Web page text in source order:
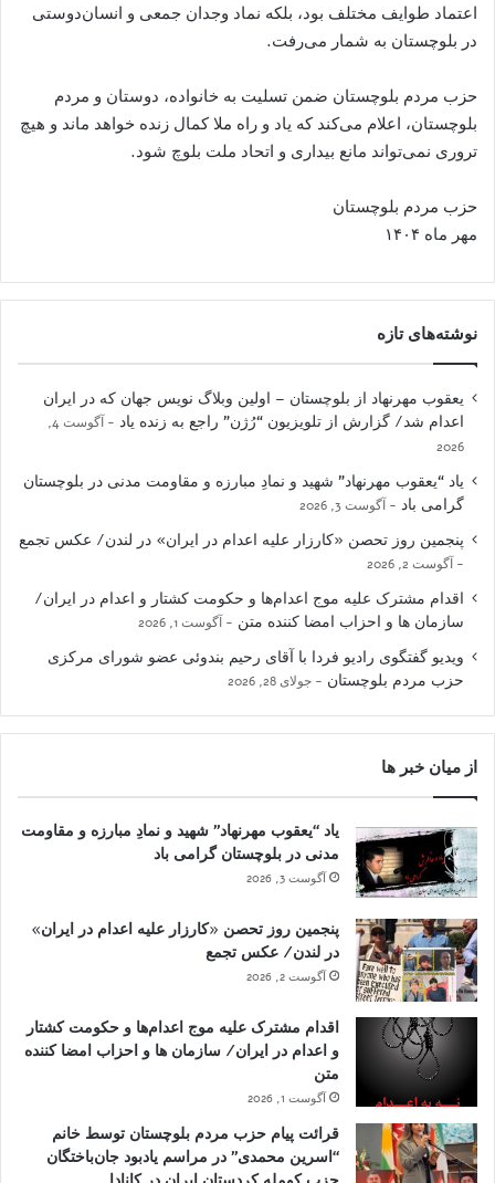
اعتماد طوایف مختلف بود، بلکه نماد وجدان جمعی و انسان‌دوستی
در بلوچستان به شمار می‌رفت.
حزب مردم بلوچستان ضمن تسلیت به خانواده، دوستان و مردم
بلوچستان، اعلام می‌کند که یاد و راه ملا کمال زنده خواهد ماند و هیچ
تروری نمی‌تواند مانع بیداری و اتحاد ملت بلوچ شود.
حزب مردم بلوچستان
مهر ماه ۱۴۰۴
نوشته‌های تازه
یعقوب مهرنهاد از بلوچستان – اولین وبلاگ نویس جهان که در ایران
اعدام شد/ گزارش از تلویزیون “رُژن” راجع به زنده یاد
آگوست 4,
2026
یاد “یعقوب مهرنهاد” شهید و نمادِ مبارزه و مقاومت مدنی در بلوچستان
گرامی باد
آگوست 3, 2026
پنجمین روز تحصن «کارزار علیه اعدام در ایران» در لندن/ عکس تجمع
آگوست 2, 2026
اقدام مشترک علیه موج اعدام‌ها و حکومت کشتار و اعدام در ایران/
سازمان ها و احزاب امضا کننده متن
آگوست 1, 2026
ویدیو گفتگوی رادیو فردا با آقای رحیم بندوئی عضو شورای مرکزی
حزب مردم بلوچستان
جولای 28, 2026
از میان خبر ها
یاد “یعقوب مهرنهاد” شهید و نمادِ مبارزه و مقاومت
مدنی در بلوچستان گرامی باد
آگوست 3, 2026
پنجمین روز تحصن «کارزار علیه اعدام در ایران»
در لندن/ عکس تجمع
آگوست 2, 2026
اقدام مشترک علیه موج اعدام‌ها و حکومت کشتار
و اعدام در ایران/ سازمان ها و احزاب امضا کننده
متن
آگوست 1, 2026
قرائت پیام حزب مردم بلوچستان توسط خانم
“اسرین محمدی” در مراسم یادبود جان‌باختگان